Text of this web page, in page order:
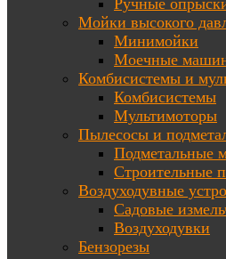
Ручные
Мойки высокого
Минимойки
Моечные
Комбисистемы и
Комбисистемы
Мультимоторы
Пылесосы и
Подметальные
Строительные
Воздуходувные
Садовые
Воздуходувки
Бензорезы